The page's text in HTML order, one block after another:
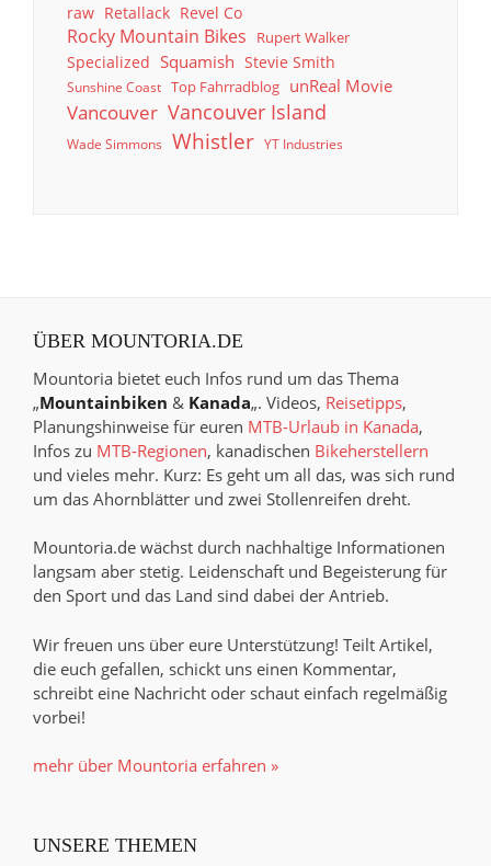
raw Retallack Revel Co
Rocky Mountain Bikes
Rupert Walker
Specialized Squamish Stevie Smith
Sunshine Coast Top Fahrradblog unReal Movie
Vancouver Vancouver Island
Wade Simmons Whistler YT Industries
ÜBER MOUNTORIA.DE
Mountoria bietet euch Infos rund um das Thema
„Mountainbiken & Kanada„. Videos, Reisetipps,
Planungshinweise für euren MTB-Urlaub in Kanada,
Infos zu MTB-Regionen, kanadischen Bikeherstellern
und vieles mehr. Kurz: Es geht um all das, was sich rund
um das Ahornblätter und zwei Stollenreifen dreht.
Mountoria.de wächst durch nachhaltige Informationen
langsam aber stetig. Leidenschaft und Begeisterung für
den Sport und das Land sind dabei der Antrieb.
Wir freuen uns über eure Unterstützung! Teilt Artikel,
die euch gefallen, schickt uns einen Kommentar,
schreibt eine Nachricht oder schaut einfach regelmäßig
vorbei!
mehr über Mountoria erfahren »
UNSERE THEMEN